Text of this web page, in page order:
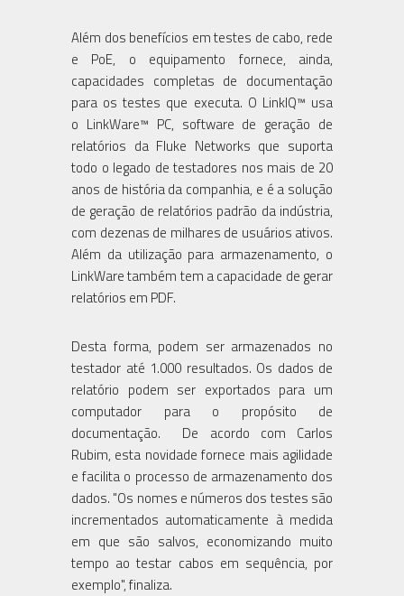
Além dos benefícios em testes de cabo, rede
e PoE, o equipamento fornece, ainda,
capacidades completas de documentação
para os testes que executa. O LinkIQ™ usa
o LinkWare™ PC, software de geração de
relatórios da Fluke Networks que suporta
todo o legado de testadores nos mais de 20
anos de história da companhia, e é a solução
de geração de relatórios padrão da indústria,
com dezenas de milhares de usuários ativos.
Além da utilização para armazenamento, o
LinkWare também tem a capacidade de gerar
relatórios em PDF.
Desta forma, podem ser armazenados no
testador até 1.000 resultados. Os dados de
relatório podem ser exportados para um
computador para o propósito de
documentação. De acordo com Carlos
Rubim, esta novidade fornece mais agilidade
e facilita o processo de armazenamento dos
dados. "Os nomes e números dos testes são
incrementados automaticamente à medida
em que são salvos, economizando muito
tempo ao testar cabos em sequência, por
exemplo", finaliza.